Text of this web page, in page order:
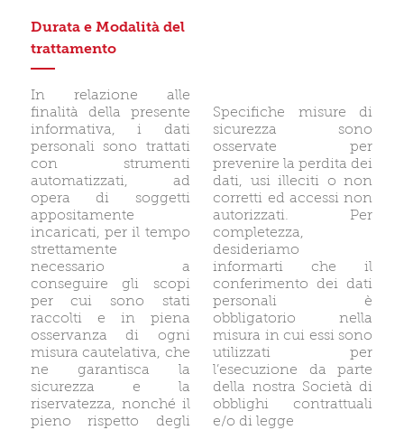
Durata e Modalità del
trattamento
In relazione alle
finalità della presente
informativa, i dati
personali sono trattati
con strumenti
automatizzati, ad
opera di soggetti
appositamente
incaricati, per il tempo
strettamente
necessario a
conseguire gli scopi
per cui sono stati
raccolti e in piena
osservanza di ogni
misura cautelativa, che
ne garantisca la
sicurezza e la
riservatezza, nonché il
pieno rispetto degli
Specifiche misure di
sicurezza sono
osservate per
prevenire la perdita dei
dati, usi illeciti o non
corretti ed accessi non
autorizzati. Per
completezza,
desideriamo
informarti che il
conferimento dei dati
personali è
obbligatorio nella
misura in cui essi sono
utilizzati per
l’esecuzione da parte
della nostra Società di
obblighi contrattuali
e/o di legge